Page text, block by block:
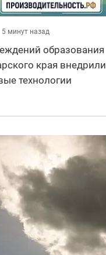
5 минут назад
образования
края внедрили
технологии